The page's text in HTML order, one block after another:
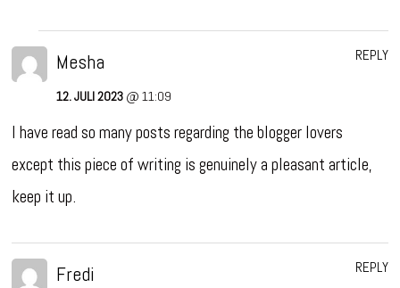
Mesha
12. JULI 2023 @ 11:09
I have read so many posts regarding the blogger lovers
except this piece of writing is genuinely a pleasant article,
keep it up.
REPLY
Fredi REPLY